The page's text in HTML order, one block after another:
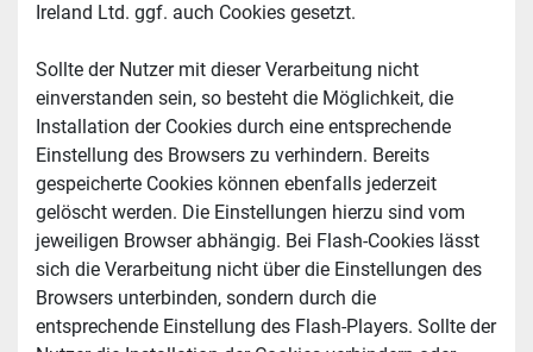
Ireland Ltd. ggf. auch Cookies gesetzt.
Sollte der Nutzer mit dieser Verarbeitung nicht
einverstanden sein, so besteht die Möglichkeit, die
Installation der Cookies durch eine entsprechende
Einstellung des Browsers zu verhindern. Bereits
gespeicherte Cookies können ebenfalls jederzeit
gelöscht werden. Die Einstellungen hierzu sind vom
jeweiligen Browser abhängig. Bei Flash-Cookies lässt
sich die Verarbeitung nicht über die Einstellungen des
Browsers unterbinden, sondern durch die
entsprechende Einstellung des Flash-Players. Sollte der